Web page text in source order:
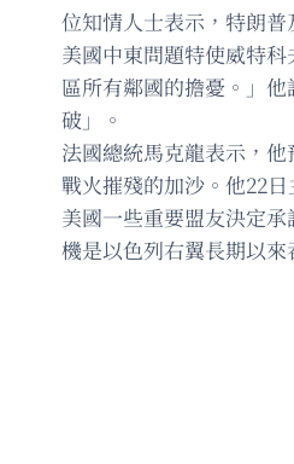
位知情人士表示，特朗
美國中東問題特使威特
區所有鄰國的擔憂。」
破」。
法國總統馬克龍表示，
戰火摧殘的加沙。他22
美國一些重要盟友決定
機是以色列右翼長期以